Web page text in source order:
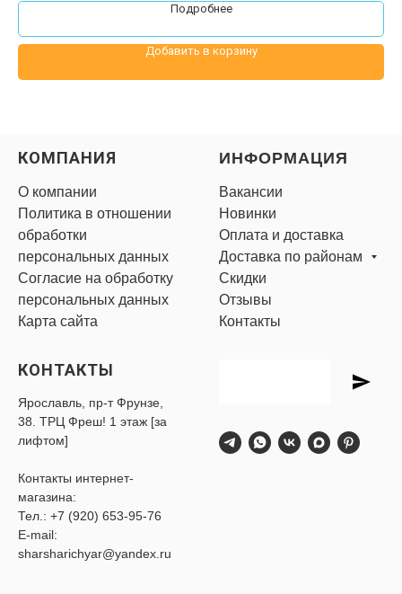
Подробнее
Добавить в корзину
КОМПАНИЯ
О компании
Политика в отношении
обработки
персональных данных
Согласие на обработку
персональных данных
Карта сайта
ИНФОРМАЦИЯ
Вакансии
Новинки
Оплата и доставка
Доставка по районам
Скидки
Отзывы
Контакты
КОНТАКТЫ
Ярославль, пр-т Фрунзе,
38. ТРЦ Фреш! 1 этаж [за
лифтом]
Контакты интернет-
магазина:
Тел.: +7 (920) 653-95-76
E-mail:
sharsharichyar@yandex.ru